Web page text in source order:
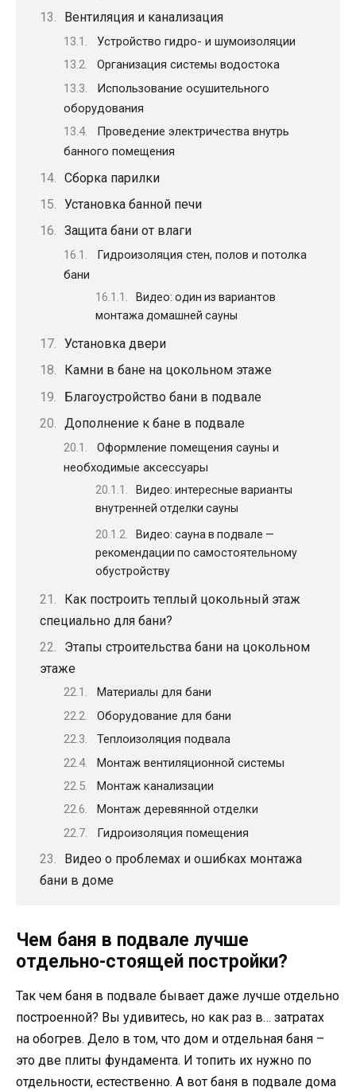
Вентиляция и канализация
Устройство гидро- и шумоизоляции
Организация системы водостока
Использование осушительного
оборудования
Проведение электричества внутрь
банного помещения
Сборка парилки
Установка банной печи
Защита бани от влаги
Гидроизоляция стен, полов и потолка
бани
Видео: один из вариантов
монтажа домашней сауны
Установка двери
Камни в бане на цокольном этаже
Благоустройство бани в подвале
Дополнение к бане в подвале
Оформление помещения сауны и
необходимые аксессуары
Видео: интересные варианты
внутренней отделки сауны
Видео: сауна в подвале —
рекомендации по самостоятельному
обустройству
Как построить теплый цокольный этаж
специально для бани?
Этапы строительства бани на цокольном
этаже
Материалы для бани
Оборудование для бани
Теплоизоляция подвала
Монтаж вентиляционной системы
Монтаж канализации
Монтаж деревянной отделки
Гидроизоляция помещения
Видео о проблемах и ошибках монтажа
бани в доме
Чем баня в подвале лучше
отдельно-стоящей постройки?
Так чем баня в подвале бывает даже лучше отдельно
построенной? Вы удивитесь, но как раз в… затратах
на обогрев. Дело в том, что дом и отдельная баня –
это две плиты фундамента. И топить их нужно по
отдельности, естественно. А вот баня в подвале дома